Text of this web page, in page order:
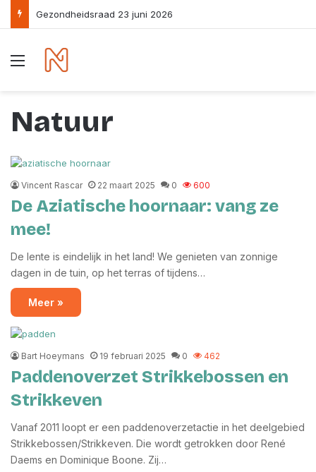
Gezondheidsraad 23 juni 2026
Menu
Natuur
Vincent Rascar 22 maart 2025 0 600
De Aziatische hoornaar: vang ze
mee!
De lente is eindelijk in het land! We genieten van zonnige
dagen in de tuin, op het terras of tijdens…
Meer »
Bart Hoeymans 19 februari 2025 0 462
Paddenoverzet Strikkebossen en
Strikkeven
Vanaf 2011 loopt er een paddenoverzetactie in het deelgebied
Strikkebossen/Strikkeven. Die wordt getrokken door René
Daems en Dominique Boone. Zij…